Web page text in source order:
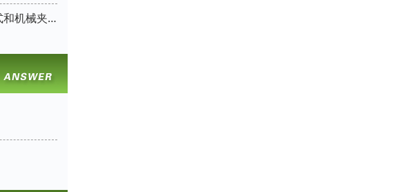
刀具工作部分的结构有整体式、焊接式和机械夹固式三种